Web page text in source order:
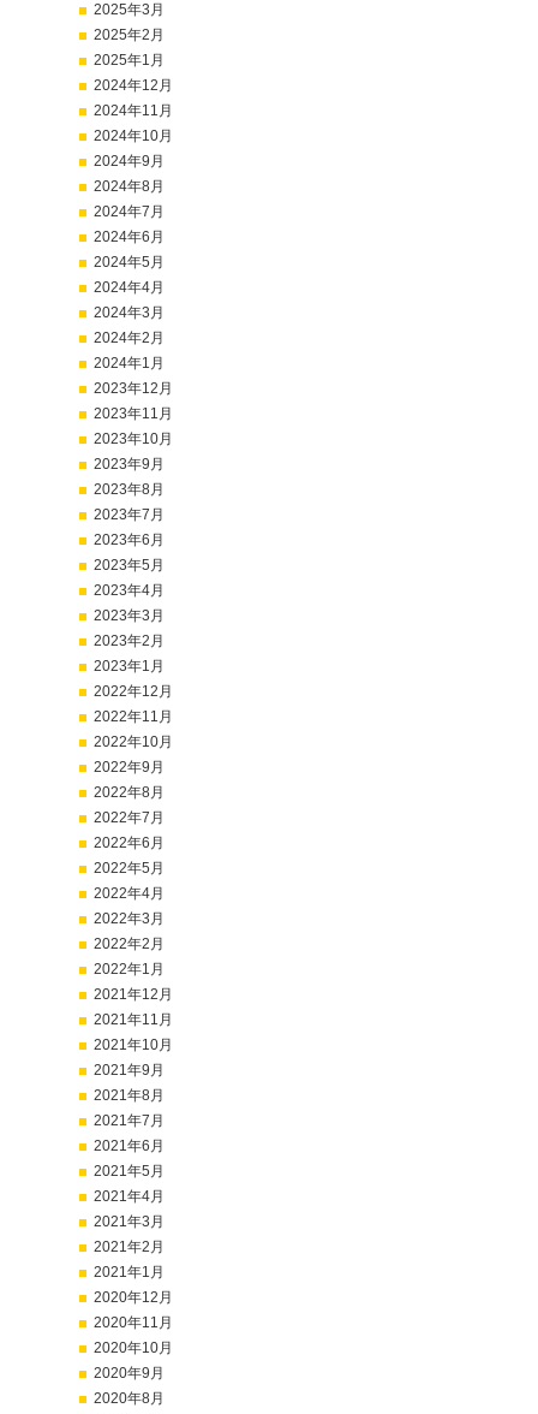
2025年3月
2025年2月
2025年1月
2024年12月
2024年11月
2024年10月
2024年9月
2024年8月
2024年7月
2024年6月
2024年5月
2024年4月
2024年3月
2024年2月
2024年1月
2023年12月
2023年11月
2023年10月
2023年9月
2023年8月
2023年7月
2023年6月
2023年5月
2023年4月
2023年3月
2023年2月
2023年1月
2022年12月
2022年11月
2022年10月
2022年9月
2022年8月
2022年7月
2022年6月
2022年5月
2022年4月
2022年3月
2022年2月
2022年1月
2021年12月
2021年11月
2021年10月
2021年9月
2021年8月
2021年7月
2021年6月
2021年5月
2021年4月
2021年3月
2021年2月
2021年1月
2020年12月
2020年11月
2020年10月
2020年9月
2020年8月